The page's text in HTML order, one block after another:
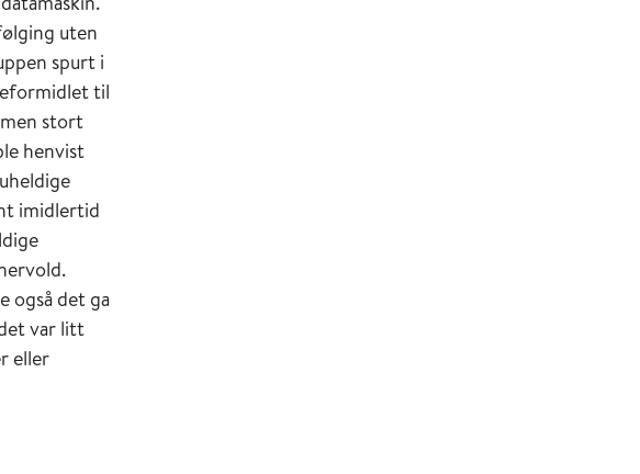
uten
spurt i
til
stort
henvist
imidlertid
også det ga
var litt
eller